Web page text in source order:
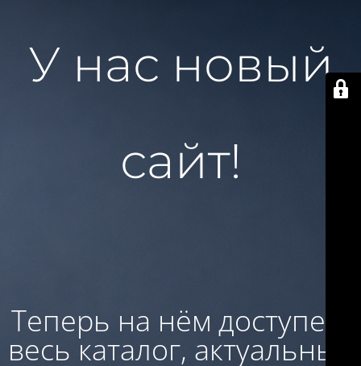
У нас новый
сайт!
Теперь на нём доступен:
весь каталог, актуальные